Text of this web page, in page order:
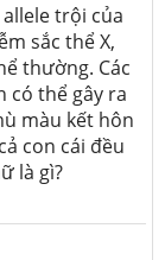
trội của
sắc thể X,
thường. Các
có thể gây ra
màu kết hôn
con cái đều
là gì?